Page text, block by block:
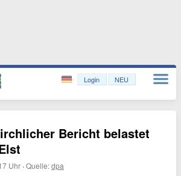
Login NEU
Bericht belastet
Uhr ·Quelle:dpa